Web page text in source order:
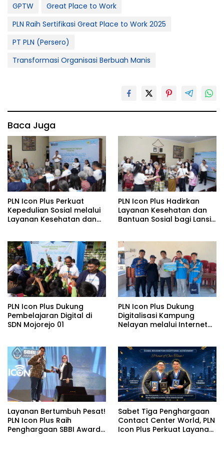
GPTW
Great Place to Work
PLN Raih Sertifikasi Great Place to Work 2025
PT PLN (Persero)
Transformasi Organisasi Berbuah Manis
Baca Juga
PLN Icon Plus Perkuat
Kepedulian Sosial melalui
Layanan Kesehatan dan
PLN Icon Plus Hadirkan
Layanan Kesehatan dan
Bantuan Sosial bagi Lansia
PLN Icon Plus Dukung
Pembelajaran Digital di
SDN Mojorejo 01
PLN Icon Plus Dukung
Digitalisasi Kampung
Nelayan melalui Internet
Layanan Bertumbuh Pesat!
PLN Icon Plus Raih
Penghargaan SBBI Awards
Sabet Tiga Penghargaan
Contact Center World, PLN
Icon Plus Perkuat Layanan